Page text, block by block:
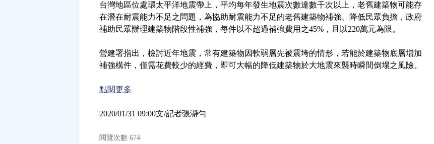
台灣地區位處環太平洋地震帶上，平均每年發生地震次數達數千次以上，老舊建築物可能存
在潛在耐震能力不足之問題，為協助耐震能力不足的老舊建築物補強、降低民眾負擔，政府
補助民眾辦理建築物階段性補強，每件以不超過補強費用之45%，且以220萬元為限。
營建署指出，檢討近年地震，常有建築物因軟弱層先被震垮的情形，若能於建築物底層增加
補強構件，僅需花費較少的經費，即可大幅的降低建築物於大地震來襲時瞬間倒塌之風險。
點閱更多
2020/01/31 09:00文/記者張瀞勻
閱覽次數 674